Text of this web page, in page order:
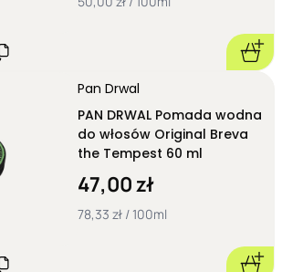
Pan Drwal
PAN DRWAL Pomada wodna
do włosów Original Breva
the Tempest 60 ml
47,00 zł
78,33 zł / 100ml